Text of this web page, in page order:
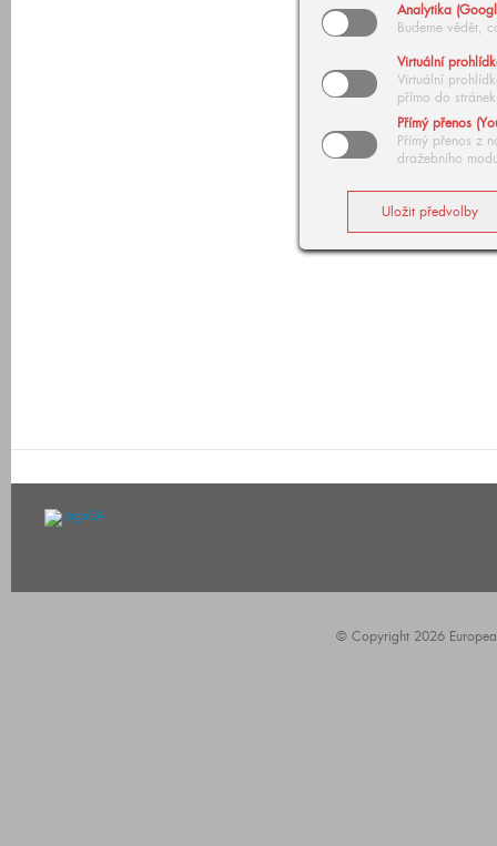
Analytika
Budeme vědět,
Virtuální
Virtuální
přímo do stránek
Přímý přenos
Přímý přenos z
dražebního
© Copyright 2026